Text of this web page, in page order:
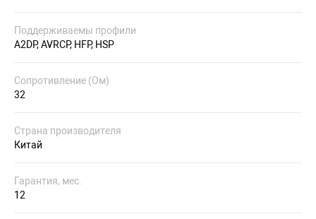
Поддерживаемы профили
A2DP, AVRCP, HFP, HSP
Сопротивление (Ом)
32
Страна производителя
Китай
Гарантия, мес.
12